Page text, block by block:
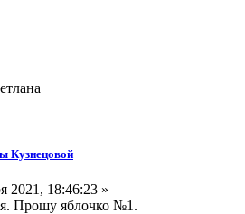
Кузнецовой
2021, 18:46:23 »
Прошу яблочко №1.